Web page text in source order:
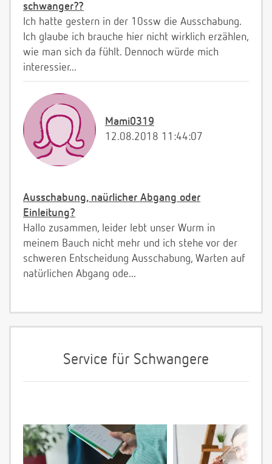
schwanger??
Ich hatte gestern in der 10ssw die Ausschabung.
Ich glaube ich brauche hier nicht wirklich erzählen,
wie man sich da fühlt. Dennoch würde mich
interessier...
Mami0319
12.08.2018 11:44:07
Ausschabung, naürlicher Abgang oder
Einleitung?
Hallo zusammen, leider lebt unser Wurm in
meinem Bauch nicht mehr und ich stehe vor der
schweren Entscheidung Ausschabung, Warten auf
natürlichen Abgang ode...
Service für Schwangere